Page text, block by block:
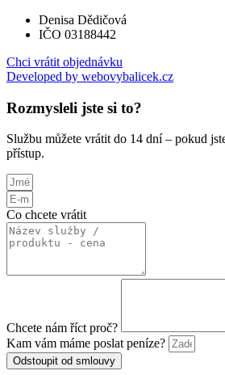
Denisa Dědičová
IČO 03188442
Chci vrátit objednávku
Developed by webovybalicek.cz
Rozmysleli jste si to?
Službu můžete vrátit do 14 dní – pokud
přístup.
Co chcete vrátit
Chcete nám říct proč?
Kam vám máme poslat peníze?
Odstoupit od smlouvy